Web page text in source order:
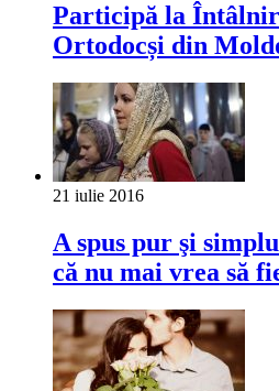
Participă la
Ortodocși din
21 iulie 2016
A spus pur şi
că nu mai vrea să